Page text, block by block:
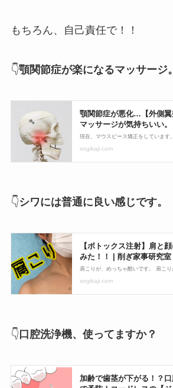
もちろん、自己責任で！！
👇顎関節症が楽になるマッサージ。
👇シワには普通に良い感じです。
👇口腔洗浄機、使ってますか？